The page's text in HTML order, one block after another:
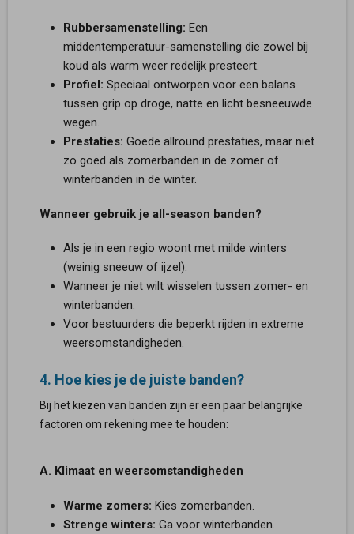
Rubbersamenstelling: Een
middentemperatuur-samenstelling die zowel bij
koud als warm weer redelijk presteert.
Profiel: Speciaal ontworpen voor een balans
tussen grip op droge, natte en licht besneeuwde
wegen.
Prestaties: Goede allround prestaties, maar niet
zo goed als zomerbanden in de zomer of
winterbanden in de winter.
Wanneer gebruik je all-season banden?
Als je in een regio woont met milde winters
(weinig sneeuw of ijzel).
Wanneer je niet wilt wisselen tussen zomer- en
winterbanden.
Voor bestuurders die beperkt rijden in extreme
weersomstandigheden.
4. Hoe kies je de juiste banden?
Bij het kiezen van banden zijn er een paar belangrijke
factoren om rekening mee te houden:
A. Klimaat en weersomstandigheden
Warme zomers: Kies zomerbanden.
Strenge winters: Ga voor winterbanden.